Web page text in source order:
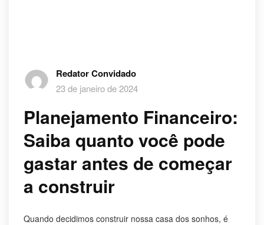
Redator Convidado
23 de janeiro de 2024
Planejamento Financeiro:
Saiba quanto você pode
gastar antes de começar
a construir
Quando decidimos construir nossa casa dos sonhos, é